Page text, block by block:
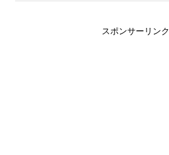
スポンサーリンク